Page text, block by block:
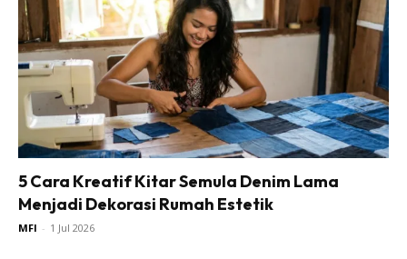
5 Cara Kreatif Kitar Semula Denim Lama
Menjadi Dekorasi Rumah Estetik
MFI - 1 Jul 2026